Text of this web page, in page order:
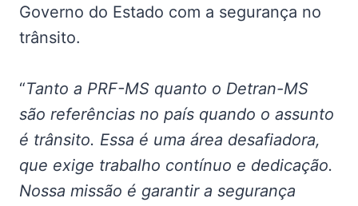
Governo do Estado com a segurança no
trânsito.
“Tanto a PRF-MS quanto o Detran-MS
são referências no país quando o assunto
é trânsito. Essa é uma área desafiadora,
que exige trabalho contínuo e dedicação.
Nossa missão é garantir a segurança